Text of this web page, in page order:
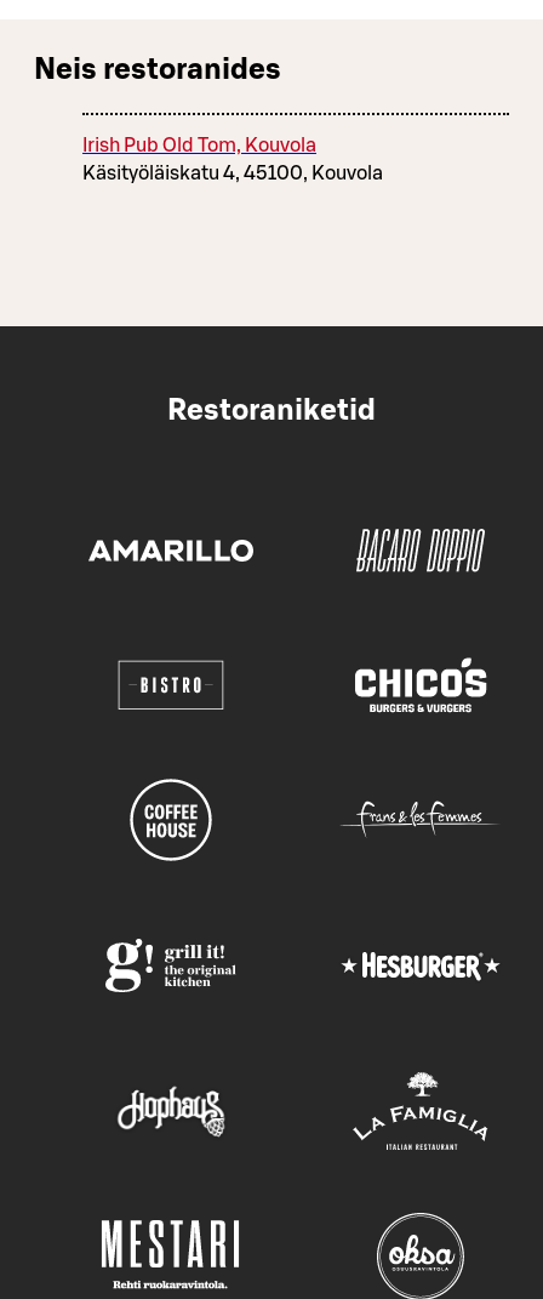
Neis restoranides
Irish Pub Old Tom, Kouvola
Käsityöläiskatu 4, 45100, Kouvola
Restoraniketid